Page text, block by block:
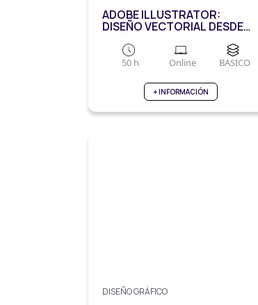
ADOBE ILLUSTRATOR:
DISEÑO VECTORIAL DESDE
50 h Online BASICO
+ INFORMACIÓN
DISEÑO GRÁFICO